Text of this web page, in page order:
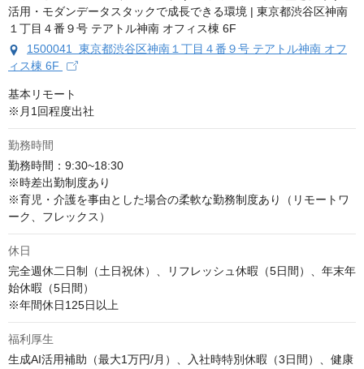
1500041 東京都渋谷区神南１丁目４番９号 テアトル神南 オフ
ィス棟 6F
基本リモート
※月1回程度出社
勤務時間
勤務時間：9:30~18:30
※時差出勤制度あり
※育児・介護を事由とした場合の柔軟な勤務制度あり（リモートワ
ーク、フレックス）
休日
完全週休二日制（土日祝休）、リフレッシュ休暇（5日間）、年末年
始休暇（5日間）
※年間休日125日以上
福利厚生
生成AI活用補助（最大1万円/月）、入社時特別休暇（3日間）、健康